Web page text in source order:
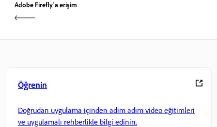
Adobe Firefly'a erişim
Öğrenin
Doğrudan uygulama içinden adım adım video eğitimleri
ve uygulamalı rehberlikle bilgi edinin.